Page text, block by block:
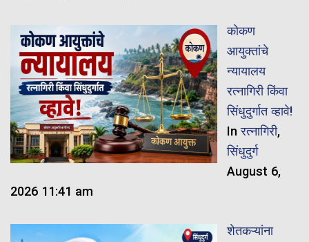
कोकण
आयुक्तांचे
न्यायालय
रत्नागिरी किंवा
सिंधुदुर्गात व्हावे!
Inरत्नागिरी,
सिंधुदुर्ग
August 6,
2026 11:41 am
शेतकऱ्यांना